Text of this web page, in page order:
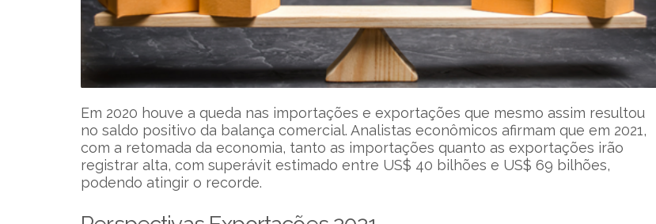
Em 2020 houve a queda nas importações e exportações que mesmo assim resultou
no saldo positivo da balança comercial. Analistas econômicos afirmam que em 2021,
com a retomada da economia, tanto as importações quanto as exportações irão
registrar alta, com superávit estimado entre US$ 40 bilhões e US$ 69 bilhões,
podendo atingir o recorde.